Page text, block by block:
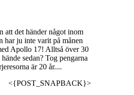
att det händer något inom
har ju inte varit på månen
Apollo 17! Alltså över 30
sedan? Tog pengarna
är 20 år....
<{POST_SNAPBACK}>